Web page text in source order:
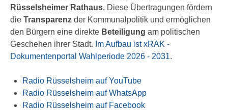
Rüsselsheimer Rathaus. Diese Übertragungen fördern
die Transparenz der Kommunalpolitik und ermöglichen
den Bürgern eine direkte Beteiligung am politischen
Geschehen ihrer Stadt. Im Aufbau ist xRAK -
Dokumentenportal Wahlperiode 2026 - 2031.
Radio Rüsselsheim auf YouTube
Radio Rüsselsheim auf WhatsApp
Radio Rüsselsheim auf Facebook